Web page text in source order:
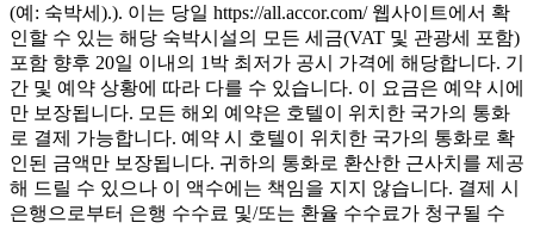
(예: 숙박세).). 이는 당일 https://all.accor.com/ 웹사이트에서 확
인할 수 있는 해당 숙박시설의 모든 세금(VAT 및 관광세 포함)
포함 향후 20일 이내의 1박 최저가 공시 가격에 해당합니다. 기
간 및 예약 상황에 따라 다를 수 있습니다. 이 요금은 예약 시에
만 보장됩니다. 모든 해외 예약은 호텔이 위치한 국가의 통화
로 결제 가능합니다. 예약 시 호텔이 위치한 국가의 통화로 확
인된 금액만 보장됩니다. 귀하의 통화로 환산한 근사치를 제공
해 드릴 수 있으나 이 액수에는 책임을 지지 않습니다. 결제 시
은행으로부터 은행 수수료 및/또는 환율 수수료가 청구될 수